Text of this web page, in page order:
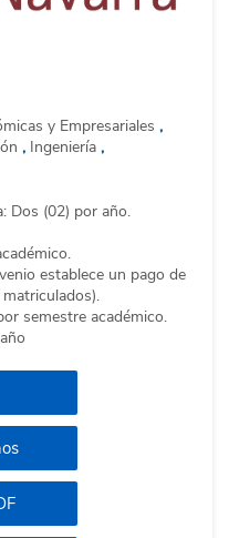
y Empresariales ,
, Ingeniería ,
Dos (02) por año.
establece un pago de
semestre académico.